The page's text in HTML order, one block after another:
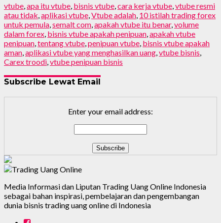
vtube,apa itu vtube, bisnis vtube,cara kerja vtube,vtube resmi
atau tidak,aplikasi vtube,Vtube adalah, 10 istilah trading forex
untuk pemula,semalt com,apakah vtube itu benar,volume
dalam forex, bisnis vtube apakah penipuan,apakah vtube
penipuan,tentang vtube,penipuan vtube, bisnis vtube apakah
aman,aplikasi vtube yang menghasilkan uang,vtube bisnis,
Carex troodi,vtube penipuan bisnis
Subscribe Lewat Email
Enter your email address:
Media Informasi dan Liputan Trading Uang Online Indonesia
sebagai bahan inspirasi, pembelajaran dan pengembangan
dunia bisnis trading uang online di Indonesia